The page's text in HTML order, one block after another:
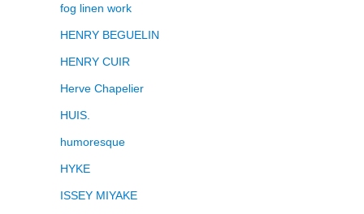
fog linen work
HENRY BEGUELIN
HENRY CUIR
Herve Chapelier
HUIS.
humoresque
HYKE
ISSEY MIYAKE